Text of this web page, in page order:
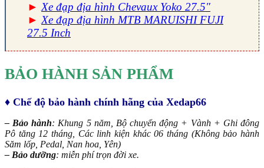
► Xe đạp địa hình Chevaux Yoko 27.5″
► Xe đạp địa hình MTB MARUISHI FUJI
27.5 Inch
BẢO HÀNH SẢN PHẨM
♦ Chế độ bảo hành chính hãng của Xedap66
– Bảo hành: Khung 5 năm, Bộ chuyển động + Vành + Ghi đông
Pô tăng 12 tháng, Các linh kiện khác 06 tháng (Không bảo hành
Săm lốp, Pedal, Nan hoa, Yên)
– Bảo dưỡng: miễn phí trọn đời xe.